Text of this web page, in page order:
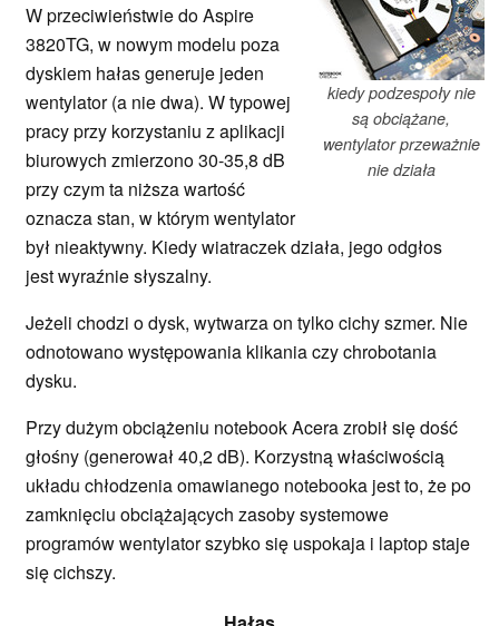
kiedy podzespoły nie
są obciążane,
wentylator przeważnie
nie działa
W przeciwieństwie do Aspire
3820TG, w nowym modelu poza
dyskiem hałas generuje jeden
wentylator (a nie dwa). W typowej
pracy przy korzystaniu z aplikacji
biurowych zmierzono 30-35,8 dB
przy czym ta niższa wartość
oznacza stan, w którym wentylator
był nieaktywny. Kiedy wiatraczek działa, jego odgłos
jest wyraźnie słyszalny.
Jeżeli chodzi o dysk, wytwarza on tylko cichy szmer. Nie
odnotowano występowania klikania czy chrobotania
dysku.
Przy dużym obciążeniu notebook Acera zrobił się dość
głośny (generował 40,2 dB). Korzystną właściwością
układu chłodzenia omawianego notebooka jest to, że po
zamknięciu obciążających zasoby systemowe
programów wentylator szybko się uspokaja i laptop staje
się cichszy.